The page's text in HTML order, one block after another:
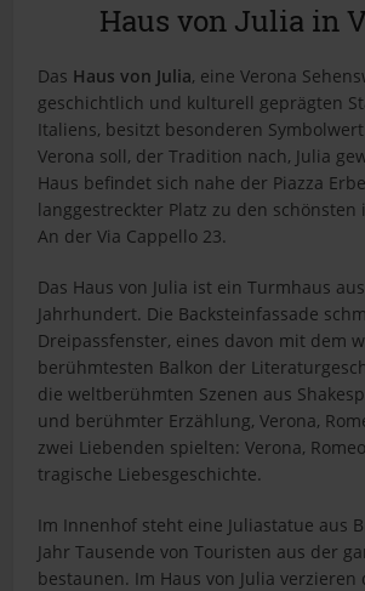
Haus von Julia in
Das Haus von Julia, eine Verona
geschichtlich und kulturell geprägten
Italiens, besitzt besonderen
Verona soll, der Tradition nach, Julia
Haus befindet sich nahe der Piazza
langgestreckter Platz zu den schönsten
An der Via Cappello 23.
Das Haus von Julia ist ein Turmhaus
Jahrhundert. Die Backsteinfassade
Dreipassfenster, eines davon mit dem
berühmtesten Balkon der
die weltberühmten Szenen aus
und berühmter Erzählung, Verona,
zwei Liebenden spielten: Verona,
tragische Liebesgeschichte.
Im Innenhof steht eine Juliastatue aus
Jahr Tausende von Touristen aus der
bestaunen. Im Haus von Julia verzieren